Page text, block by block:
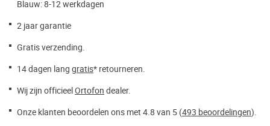
Blauw: 8-12 werkdagen
2 jaar garantie
Gratis verzending.
14 dagen lang gratis* retourneren.
Wij zijn officieelOrtofon dealer.
Onze klanten beoordelen ons met 4.8 van 5 (493 beoordelingen).